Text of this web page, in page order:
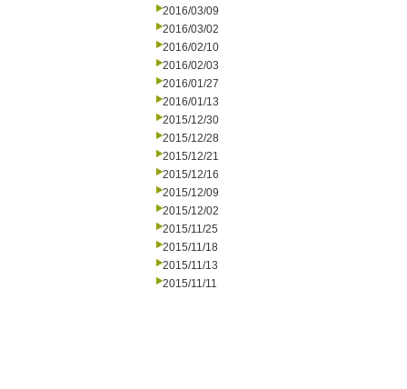
2016/03/09
2016/03/02
2016/02/10
2016/02/03
2016/01/27
2016/01/13
2015/12/30
2015/12/28
2015/12/21
2015/12/16
2015/12/09
2015/12/02
2015/11/25
2015/11/18
2015/11/13
2015/11/11